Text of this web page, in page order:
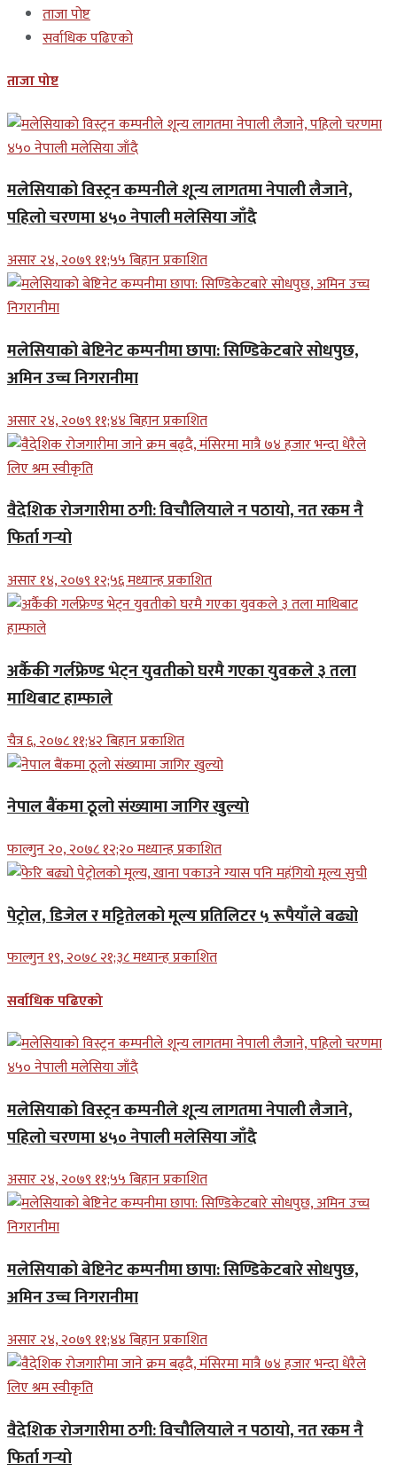
ताजा पोष्ट
सर्वाधिक पढिएको
ताजा पोष्ट
मलेसियाको विस्ट्रन कम्पनीले शून्य लागतमा नेपाली लैजाने,
पहिलो चरणमा ४५० नेपाली मलेसिया जाँदै
असार २४, २०७९ ११;५५ बिहान प्रकाशित
मलेसियाको बेष्टिनेट कम्पनीमा छापा: सिण्डिकेटबारे सोधपुछ,
अमिन उच्च निगरानीमा
असार २४, २०७९ ११;४४ बिहान प्रकाशित
वैदेशिक रोजगारीमा ठगी: विचौलियाले न पठायो, नत रकम नै
फिर्ता गर्‍यो
असार १४, २०७९ १२;५६ मध्यान्ह प्रकाशित
अर्कैकी गर्लफ्रेण्ड भेट्न युवतीको घरमै गएका युवकले ३ तला
माथिबाट हाम्फाले
चैत्र ६, २०७८ ११;४२ बिहान प्रकाशित
नेपाल बैंकमा ठूलो संख्यामा जागिर खुल्यो
फाल्गुन २०, २०७८ १२;२० मध्यान्ह प्रकाशित
पेट्रोल, डिजेल र मट्टितेलको मूल्य प्रतिलिटर ५ रूपैयाँले बढ्यो
फाल्गुन १९, २०७८ २१;३८ मध्यान्ह प्रकाशित
सर्वाधिक पढिएको
मलेसियाको विस्ट्रन कम्पनीले शून्य लागतमा नेपाली लैजाने,
पहिलो चरणमा ४५० नेपाली मलेसिया जाँदै
असार २४, २०७९ ११;५५ बिहान प्रकाशित
मलेसियाको बेष्टिनेट कम्पनीमा छापा: सिण्डिकेटबारे सोधपुछ,
अमिन उच्च निगरानीमा
असार २४, २०७९ ११;४४ बिहान प्रकाशित
वैदेशिक रोजगारीमा ठगी: विचौलियाले न पठायो, नत रकम नै
फिर्ता गर्‍यो